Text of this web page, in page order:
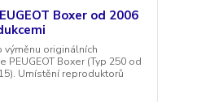
Boxer od 2006
výměnu originálních
PEUGEOT Boxer (Typ 250 od
Umístění reproduktorů